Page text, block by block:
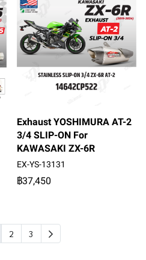
Exhaust YOSHIMURA AT-2
3/4 SLIP-ON For
KAWASAKI ZX-6R
EX-YS-13131
฿37,450
2 3